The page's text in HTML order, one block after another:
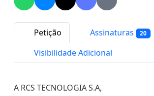
Petição Assinaturas 20
Visibilidade Adicional
A RCS TECNOLOGIA S.A,